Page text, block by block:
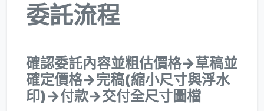
委託流程
確認委託內容並粗估價格->草稿並
確定價格->完稿(縮小尺寸與浮水
印)->付款->交付全尺寸圖檔